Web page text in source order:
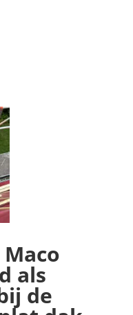
als
de